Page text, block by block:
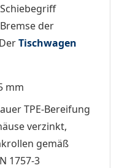
der
Tischwagen
mm
TPE-Bereifung
verzinkt,
gemäß
1757-3